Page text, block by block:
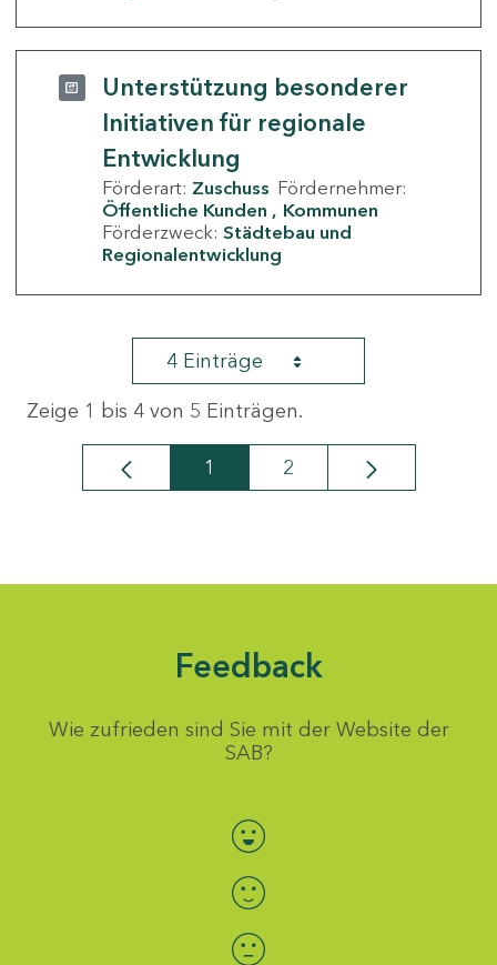
Unterstützung besonderer
Initiativen für regionale
Entwicklung
Förderart: Zuschuss Fördernehmer:
Öffentliche Kunden
Kommunen
Förderzweck: Städtebau und
Regionalentwicklung
4 Einträge
Zeige 1 bis 4 von 5 Einträgen.
Seite
1 Seite
2
Feedback
Wie zufrieden sind Sie mit der Website der
SAB?
Bewertung auswählen